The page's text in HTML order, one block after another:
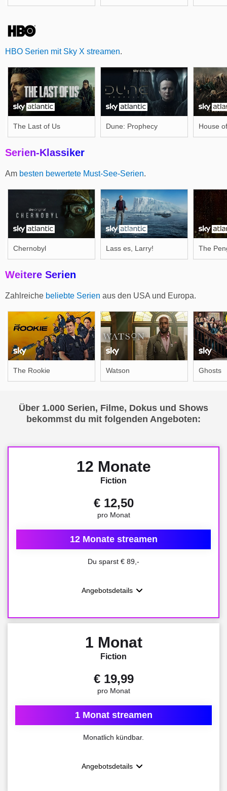
HBO Serien mit Sky X streamen.
The Last of Us Dune: Prophecy House
Serien-Klassiker
Am besten bewertete Must-See-Serien.
Chernobyl Lass es, Larry! The
Weitere Serien
Zahlreiche beliebte Serien aus den USA und Europa.
The Rookie Watson Ghosts
Über 1.000 Serien, Filme, Dokus und Shows
bekommst du mit folgenden Angeboten:
12 Monate
Fiction
€ 12,50
pro Monat
12 Monate streamen
Du sparst € 89,-
Angebotsdetails
1 Monat
Fiction
€ 19,99
pro Monat
1 Monat streamen
Monatlich kündbar.
Angebotsdetails